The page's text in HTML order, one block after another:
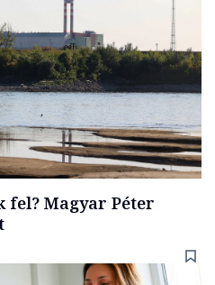
fel? Magyar Péter